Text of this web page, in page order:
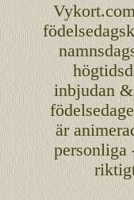
inbjudan&
är
personliga